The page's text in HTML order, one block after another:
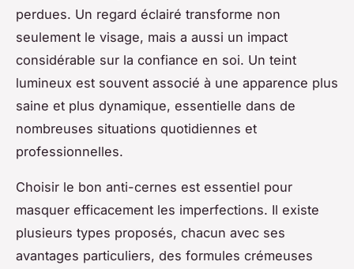
perdues. Un regard éclairé transforme non
seulement le visage, mais a aussi un impact
considérable sur la confiance en soi. Un teint
lumineux est souvent associé à une apparence plus
saine et plus dynamique, essentielle dans de
nombreuses situations quotidiennes et
professionnelles.
Choisir le bon anti-cernes est essentiel pour
masquer efficacement les imperfections. Il existe
plusieurs types proposés, chacun avec ses
avantages particuliers, des formules crémeuses